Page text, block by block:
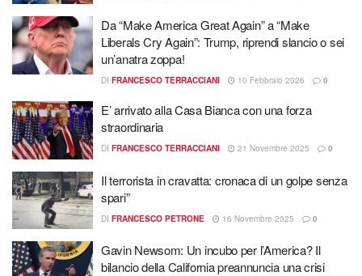
Da “Make America Great Again” a “Make
Liberals Cry Again”: Trump, riprendi slancio o sei
un’anatra zoppa!
DI FRANCESCO TERRACCIANI 10 Febbraio 2026 0
E’ arrivato alla Casa Bianca con una forza
straordinaria
DI FRANCESCO TERRACCIANI 21 Novembre 2025 0
Il terrorista in cravatta: cronaca di un golpe senza
spari”
DI FRANCESCO PETRONE 16 Novembre 2025 0
Gavin Newsom: Un incubo per l’America? Il
bilancio della California preannuncia una crisi